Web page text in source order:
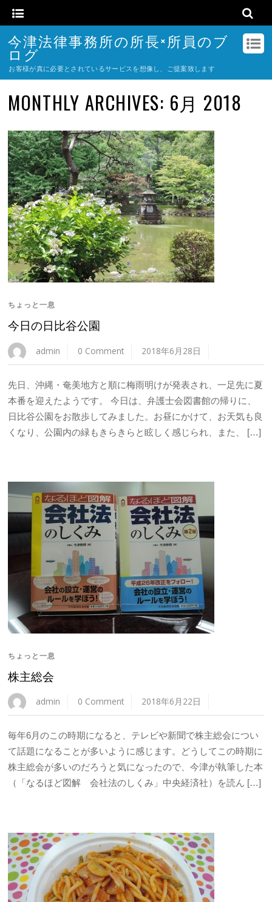
今津法律事務所の所長×所員のブ
ログ
お客様が真に必要とされているサービスを想像し、ご提案致します
MONTHLY ARCHIVES: 6月 2018
ちょっと一息
今日の日比谷公園
admin 0 Comment 2018年6月28日
先日、沖縄・奄美地方と順に梅雨明けが発表され、一足先に夏
本番を迎えたようです。 今日は、弁護士会図書館の帰りに、
日比谷公園をお散歩してみました。お昼にかけて、お天気も良
くなり、公園内の緑もきらきらと眩しく感じられ、また、 […]
ちょっと一息
株主総会
admin 0 Comment 2018年6月22日
毎年6月のこの時期になると、テレビや新聞で株主総会につい
て話題になることが多いように感じます。どうしてこの時期に
株主総会が多いのだろうと気になったので、今津が執筆した本
（「なるほど図解 会社法のしくみ」中央経済社）を読ん […]